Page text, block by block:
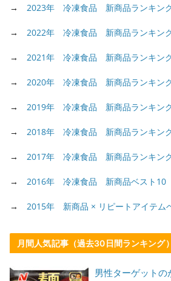
→ 2023年 冷凍食品 新商品ランキン
→ 2022年 冷凍食品 新商品ランキン
→ 2021年 冷凍食品 新商品ランキン
→ 2020年 冷凍食品 新商品ランキン
→ 2019年 冷凍食品 新商品ランキン
→ 2018年 冷凍食品 新商品ランキン
→ 2017年 冷凍食品 新商品ランキン
→ 2016年 冷凍食品 新商品ベスト10
→ 2015年 新商品 × リピートアイテム
月間人気記事（過去30日間ランキング）
男性ターゲット